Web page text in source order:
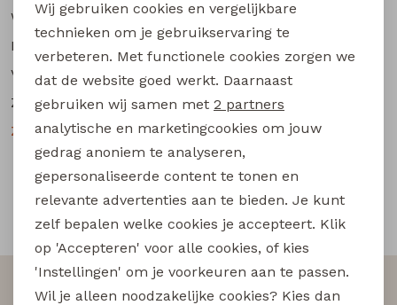
Bermuda's
Piraat broeken
Lange broeken
Rokken
Woensdag
09:30 - 18:00 uur
Donderdag
09:30 - 18:00 uur
Vrijdag
09:30 - 20:00 uur
Zaterdag
09:30 - 17:00 uur
Zondag
gesloten
Snelle en betrouwbare levering
Altijd als eerste op de hoogte zijn?
Analytische cookies
Marketing cookies
Wij gebruiken cookies en vergelijkbare
technieken om je gebruikservaring te
verbeteren. Met functionele cookies zorgen we
dat de website goed werkt. Daarnaast
gebruiken wij samen met 2 partners
analytische en marketingcookies om jouw
gedrag anoniem te analyseren,
gepersonaliseerde content te tonen en
relevante advertenties aan te bieden. Je kunt
zelf bepalen welke cookies je accepteert. Klik
op 'Accepteren' voor alle cookies, of kies
'Instellingen' om je voorkeuren aan te passen.
Wil je alleen noodzakelijke cookies? Kies dan